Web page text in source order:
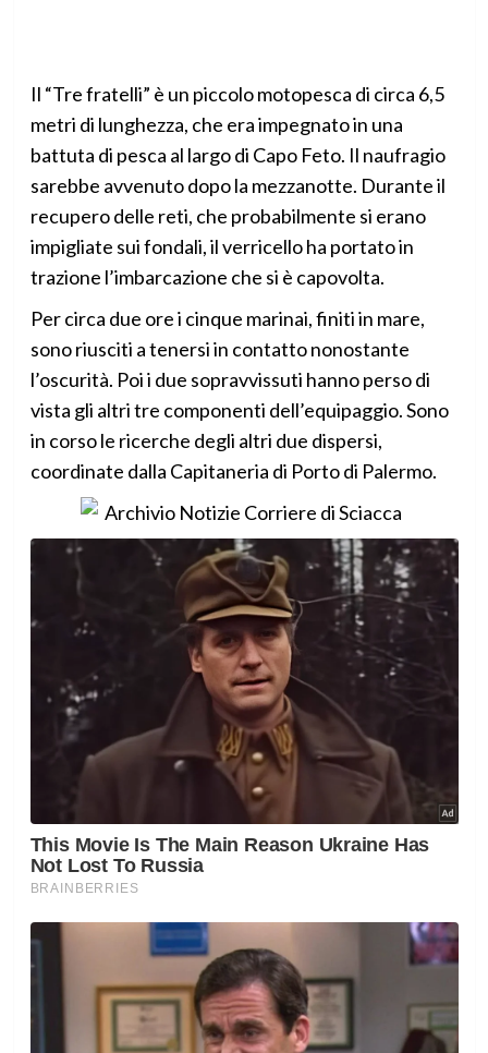
Il “Tre fratelli” è un piccolo motopesca di circa 6,5
metri di lunghezza, che era impegnato in una
battuta di pesca al largo di Capo Feto. Il naufragio
sarebbe avvenuto dopo la mezzanotte. Durante il
recupero delle reti, che probabilmente si erano
impigliate sui fondali, il verricello ha portato in
trazione l’imbarcazione che si è capovolta.
Per circa due ore i cinque marinai, finiti in mare,
sono riusciti a tenersi in contatto nonostante
l’oscurità. Poi i due sopravvissuti hanno perso di
vista gli altri tre componenti dell’equipaggio. Sono
in corso le ricerche degli altri due dispersi,
coordinate dalla Capitaneria di Porto di Palermo.